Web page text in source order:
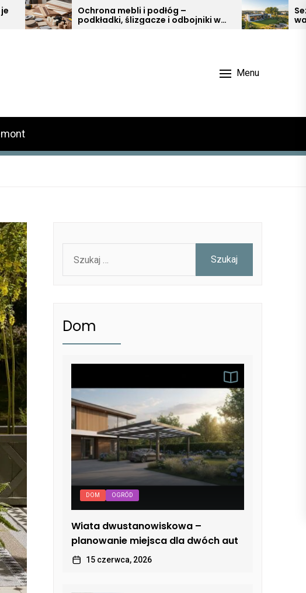
mebli i podłóg –
ślizgacze i odbojniki w
wnętrz
Sezonowe prace
wartość nieruchomości
Małopolsce
Menu
Dom
DOM OGRÓD
Wiata dwustanowiskowa –
planowanie miejsca dla dwóch aut
15 czerwca, 2026